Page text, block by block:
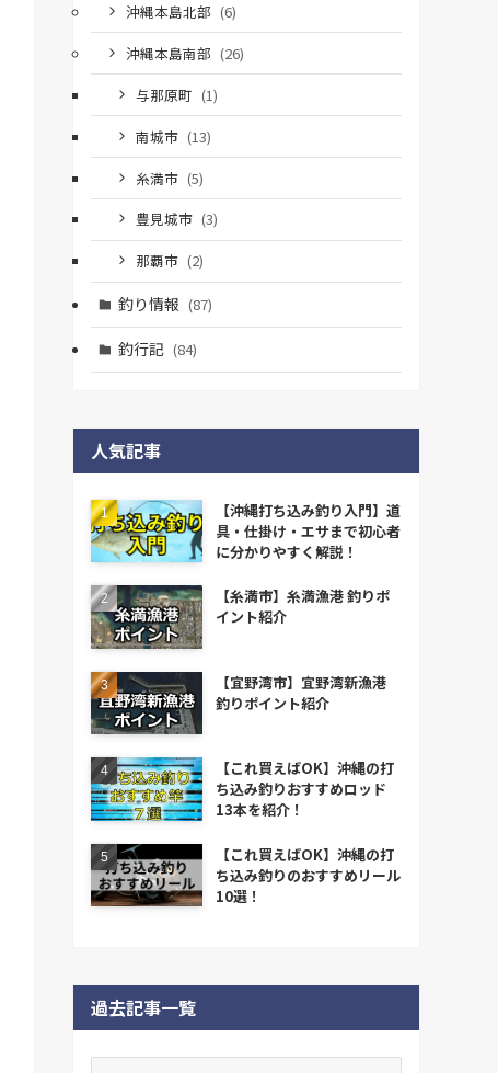
沖縄本島北部 (6)
沖縄本島南部 (26)
与那原町 (1)
南城市 (13)
糸満市 (5)
豊見城市 (3)
那覇市 (2)
釣り情報 (87)
釣行記 (84)
人気記事
【沖縄打ち込み釣り入門】道
具・仕掛け・エサまで初心者
に分かりやすく解説！
【糸満市】糸満漁港 釣りポ
イント紹介
【宜野湾市】宜野湾新漁港
釣りポイント紹介
【これ買えばOK】沖縄の打
ち込み釣りおすすめロッド
13本を紹介！
【これ買えばOK】沖縄の打
ち込み釣りのおすすめリール
10選！
過去記事一覧